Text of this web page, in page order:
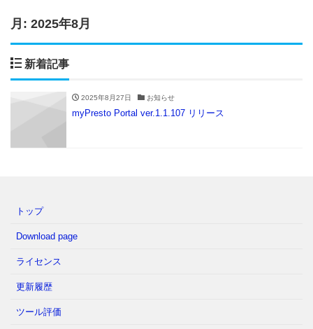
月: 2025年8月
新着記事
2025年8月27日 お知らせ
myPresto Portal ver.1.1.107 リリース
トップ
Download page
ライセンス
更新履歴
ツール評価